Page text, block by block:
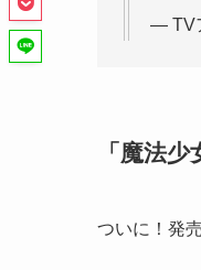
— TV
「魔法
ついに！発